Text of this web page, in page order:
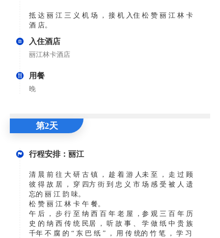
抵 达 丽 江 三 义 机 场 ， 接 机 入住 松 赞 丽 江 林 卡
酒 店。
入住酒店
丽江林卡酒店
用餐
晚
第2天
行程安排：丽江
清 晨 前 往 大 研 古 镇 ， 趁 着 游 人未 至 ， 走 过 顾
彼 得 故 居 ， 穿 四方 街 到 忠 义 市 场 感 受 被 人 遗
忘的 丽 江 韵 味。
松 赞 丽 江 林 卡 午 餐。
午 后 ， 步 行 至 纳 西 百 年 老 屋 ，参 观 三 百 年 历
史 的 纳 西 传 统 民居 ， 听 故 事 、 学 做 纸 中 贵 族
千年 不 腐 的 “ 东 巴 纸 ” ， 用 传 统的 竹 笔 ， 学 习